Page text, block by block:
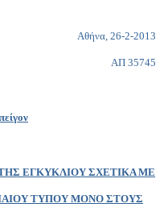
Αθήνα, 26-2-2013
ΑΠ 35745
ΕΓΚΥΚΛΙΟΥ ΣΧΕΤΙΚΑ ΜΕ
ΤΥΠΟΥ ΜΟΝΟ ΣΤΟΥΣ